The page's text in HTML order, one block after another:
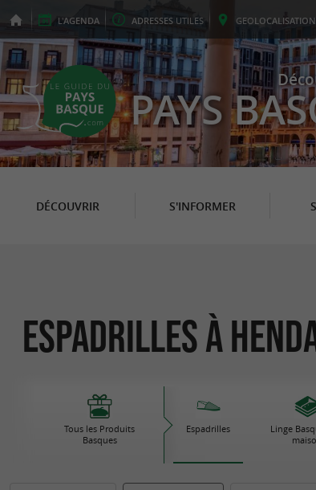
L'AGENDA ADRESSES UTILES GEOLOCALISATION
PAYS
DÉCOUVRIR S'INFORMER
Espadrilles à
Tous les Produits
Basques
Espadrilles
Linge